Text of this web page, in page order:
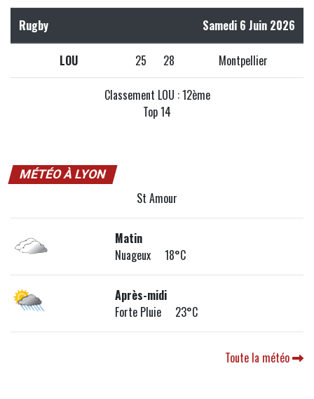
Rugby Samedi 6 Juin 2026
LOU 25 28 Montpellier
Classement LOU : 12ème
Top 14
MÉTÉO À LYON
St Amour
Matin
Nuageux 18°C
Après-midi
Forte Pluie 23°C
Toute la météo